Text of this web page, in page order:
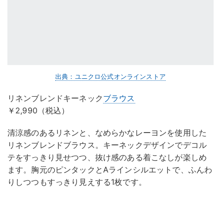
出典：ユニクロ公式オンラインストア
リネンブレンドキーネック ブラウス
￥2,990（税込）
清涼感のあるリネンと、なめらかなレーヨンを使用した
リネンブレンドブラウス。キーネックデザインでデコル
テをすっきり見せつつ、抜け感のある着こなしが楽しめ
ます。胸元のピンタックとAラインシルエットで、ふんわ
りしつつもすっきり見えする1枚です。